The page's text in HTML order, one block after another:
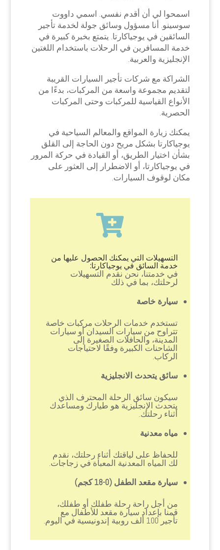
اسمحوا لي أن أقدم نفسي. اسمي داووت
سوسينو. أنا مسؤول وسائق جولة لخدمة تأجير
السائقين في يوجياكارتا. يتمتع بخبرة كبيرة في
خدمة المسافرين في الرحلات باستخدام اللغتين
الإنجليزية والعربية.
الشراكة مع شركات تأجير السيارات القريبة
لتقديم مجموعة واسعة من المركبات، بدءًا من
الأنواع القياسية للمركبات وحتى المركبات
الحصرية.
يمكنك زيارة المواقع والمعالم السياحية في
يوجياكارتا بشكل مريح دون الحاجة إلى القلق
بشأن اختيار الطريق، أو القيادة في حركة المرور
في يوجياكارتا، أو الاضطرار إلى العثور على
مكان لوقوف السيارات.

التسهيلات التي يمكنك الحصول عليها من
خدمة السائق في يوجياكارتا:
في خدمتنا، نحن نقدم التسهيلات
لرحلتك، بما في ذلك
سيارة خاصة
تستخدم خدمات الرحلات مركبات خاصة
تتراوح من سيارات السيدان أو سيارات
المدينة، والحافلات الصغيرة إلى
الشاحنات الكبيرة وفقًا لاحتياجات
الركاب.
سائق يتحدث الانجليزية
سيكون سائق الرحلة المحترف الذي
يتحدث الإنجليزية هو طيارك ومساعدك
أثناء رحلتك.
مياه معدنية
للحفاظ على لياقتك أثناء رحلتك، نقدم
لك المياه المعدنية المعبأة في زجاجات.
سيارة مقعد الطفل (0-18 كجم)
من أجل راحة رحلة طفلك أو طفلك،
قمنا بإعداد سيارة مقعد للأطفال مع
تأجير 100 ألف روبية إندونيسية في اليوم.